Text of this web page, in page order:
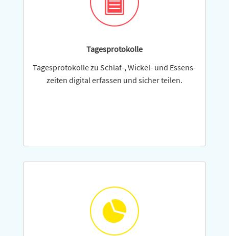
Tagesprotokolle
Tagesprotokolle zu Schlaf-,­ Wickel- und Essens­
zeiten digital erfassen und sicher teilen.